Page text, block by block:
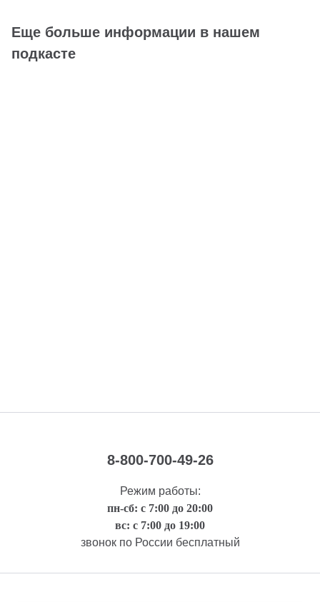
Еще больше информации в нашем
подкасте
8-800-700-49-26
Режим работы:
пн-сб: с 7:00 до 20:00
вс: с 7:00 до 19:00
звонок по России бесплатный